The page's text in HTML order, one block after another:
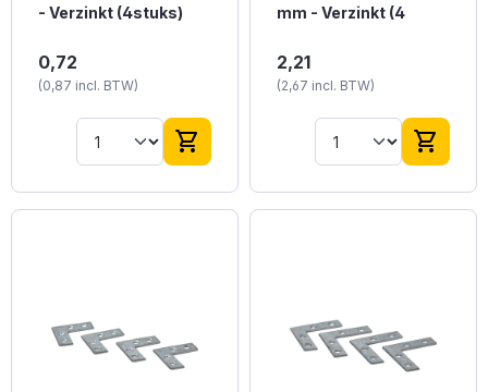
- Verzinkt (4stuks)
Verzinkte raamhoeken
van 50 mm voor
middelgrote
verbindingen.
0,72
(0,87 incl. BTW)
shopping_cart
mm - Verzinkt (4
Verzinkte raamhoeken
van 100 mm voor
eenvoudige
raamverbindingen.
2,21
(2,67 incl. BTW)
shopping_cart